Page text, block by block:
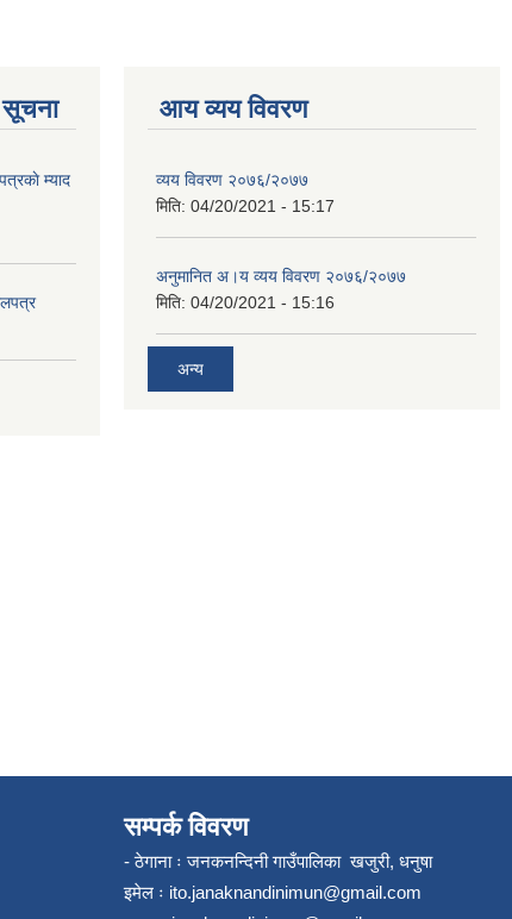
सूचना
म्याद
आय व्यय विवरण
व्यय विवरण २०७६/२०७७
मिति: 04/20/2021 - 15:17
अनुमानित अ।य व्यय विवरण २०७६/२०७७
मिति: 04/20/2021 - 15:16
अन्य
सम्पर्क विवरण
- ठेगाना ः जनकनन्दिनी गाउँपालिका खजुरी, धनुषा
इमेल ः ito.janaknandinimun@gmail.com